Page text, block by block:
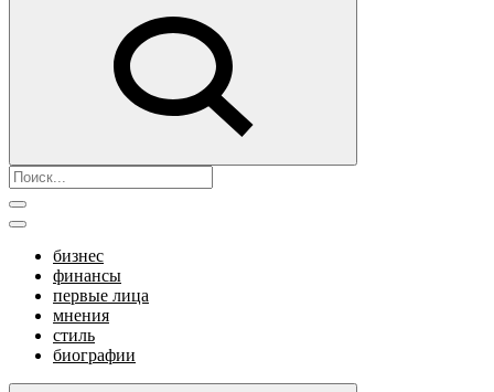
бизнес
финансы
первые лица
мнения
стиль
биографии